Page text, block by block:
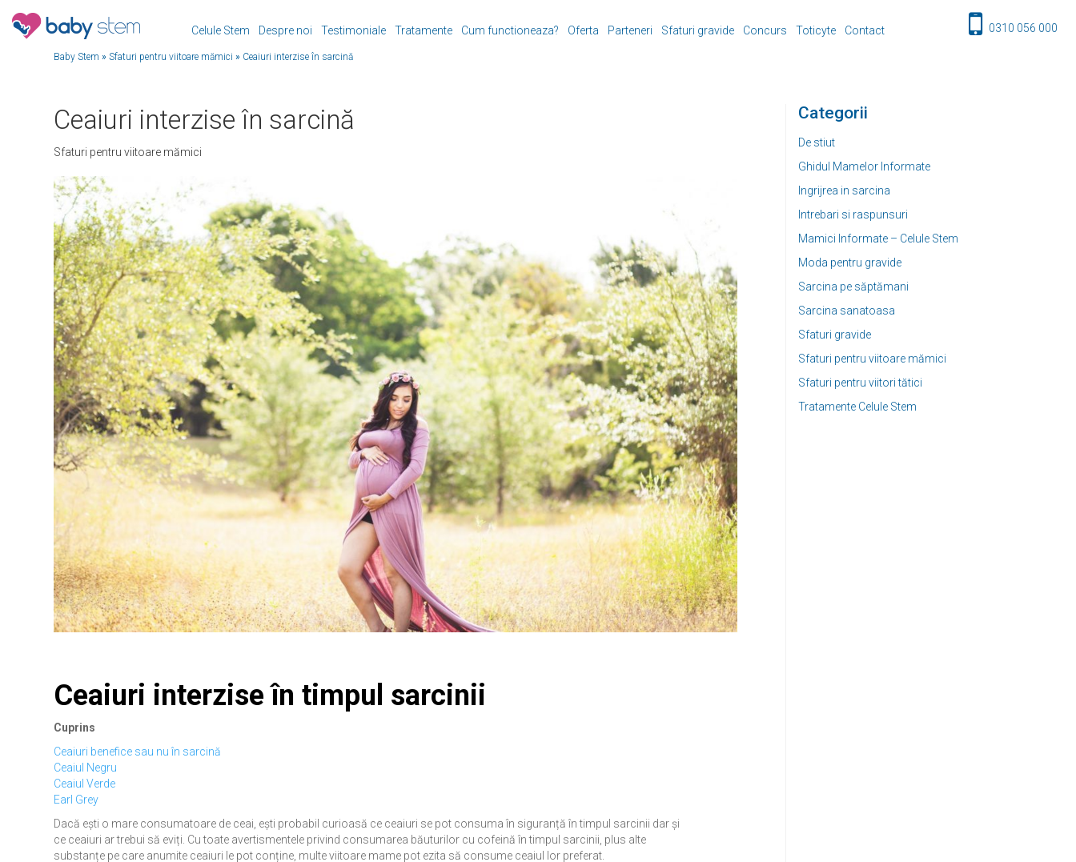
Celule Stem Despre noi Testimoniale Tratamente Cum functioneaza? Oferta Parteneri Sfaturi gravide Concurs Toticyte Contact 0310 056 000
Baby Stem » Sfaturi pentru viitoare mămici » Ceaiuri interzise în sarcină
Categorii
De stiut
Ghidul Mamelor Informate
Ingrijrea in sarcina
Intrebari si raspunsuri
Mamici Informate – Celule Stem
Moda pentru gravide
Sarcina pe săptămani
Sarcina sanatoasa
Sfaturi gravide
Sfaturi pentru viitoare mămici
Sfaturi pentru viitori tătici
Tratamente Celule Stem
Ceaiuri interzise în sarcină
Sfaturi pentru viitoare mămici
Ceaiuri interzise în timpul sarcinii
Cuprins
Ceaiuri benefice sau nu în sarcină
Ceaiul Negru
Ceaiul Verde
Earl Grey
Dacă ești o mare consumatoare de ceai, ești probabil curioasă ce ceaiuri se pot consuma în siguranță în timpul sarcinii dar și
ce ceaiuri ar trebui să eviți. Cu toate avertismentele privind consumarea băuturilor cu cofeină în timpul sarcinii, plus alte
substanțe pe care anumite ceaiuri le pot conține, multe viitoare mame pot ezita să consume ceaiul lor preferat.